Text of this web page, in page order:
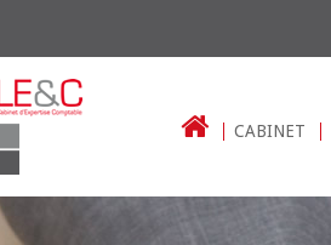
CABINET